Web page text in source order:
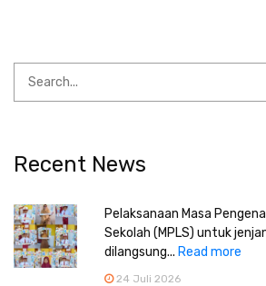
Recent News
Pelaksanaan Masa
Sekolah (MPLS) untuk
dilangsung... Read more
24 Juli 2026